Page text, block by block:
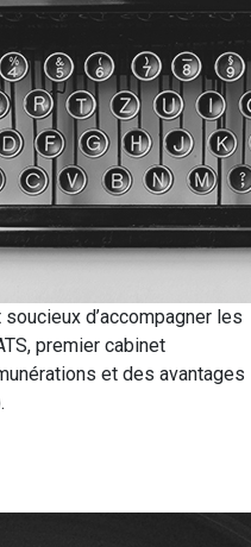
d’accompagner les
premier cabinet
et des avantages